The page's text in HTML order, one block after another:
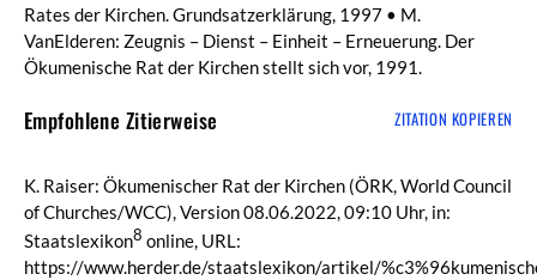
Rates der Kirchen. Grundsatzerklärung, 1997 • M.
VanElderen: Zeugnis – Dienst – Einheit – Erneuerung. Der
Ökumenische Rat der Kirchen stellt sich vor, 1991.
Empfohlene Zitierweise ZITATION KOPIEREN
K. Raiser: Ökumenischer Rat der Kirchen (ÖRK, World Council
of Churches/WCC), Version 08.06.2022, 09:10 Uhr, in:
Staatslexikon8 online, URL:
https://www.herder.de/staatslexikon/artikel/